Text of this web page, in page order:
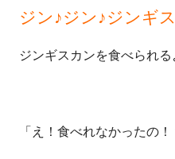
ジン♪ジン♪ジンギ
ジンギスカンを食べられ
「え！食べれなかったの！